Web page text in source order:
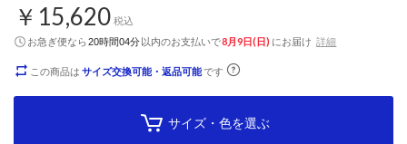
￥15,620 税込
お急ぎ便なら20時間04分以内のお支払いで8月9日(日) にお届け 詳細
この商品は サイズ交換可能・返品可能です
サイズ・色を選ぶ